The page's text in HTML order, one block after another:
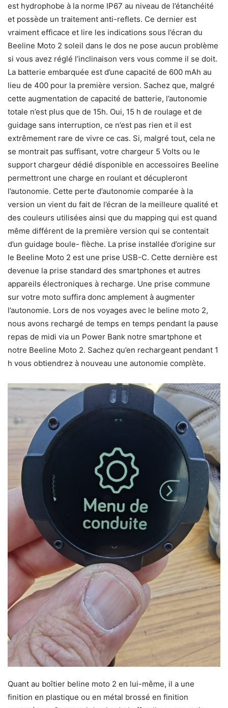
est hydrophobe à la norme IP67 au niveau de l’étanchéité
et possède un traitement anti-reflets. Ce dernier est
vraiment efficace et lire les indications sous l’écran du
Beeline Moto 2 soleil dans le dos ne pose aucun problème
si vous avez réglé l’inclinaison vers vous comme il se doit.
La batterie embarquée est d’une capacité de 600 mAh au
lieu de 400 pour la première version. Sachez que, malgré
cette augmentation de capacité de batterie, l’autonomie
totale n’est plus que de 15h. Oui, 15 h de roulage et de
guidage sans interruption, ce n’est pas rien et il est
extrêmement rare de vivre ce cas. Si, malgré tout, cela ne
se montrait pas suffisant, votre chargeur 5 Volts ou le
support chargeur dédié disponible en accessoires Beeline
permettront une charge en roulant et décupleront
l’autonomie. Cette perte d’autonomie comparée à la
version un vient du fait de l’écran de la meilleure qualité et
des couleurs utilisées ainsi que du mapping qui est quand
même différent de la première version qui se contentait
d’un guidage boule- flèche. La prise installée d’origine sur
le Beeline Moto 2 est une prise USB-C. Cette dernière est
devenue la prise standard des smartphones et autres
appareils électroniques à recharge. Une prise commune
sur votre moto suffira donc amplement à augmenter
l’autonomie. Lors de nos voyages avec le beline moto 2,
nous avons rechargé de temps en temps pendant la pause
repas de midi via un Power Bank notre smartphone et
notre Beeline Moto 2. Sachez qu’en rechargeant pendant 1
h vous obtiendrez à nouveau une autonomie complète.
Quant au boîtier beline moto 2 en lui-même, il a une
finition en plastique ou en métal brossé en finition